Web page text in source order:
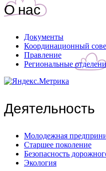
О нас
Документы
Координационный
Правление
Региональные
Деятельность
Молодежная
Старшее поколение
Безопасность
Экология